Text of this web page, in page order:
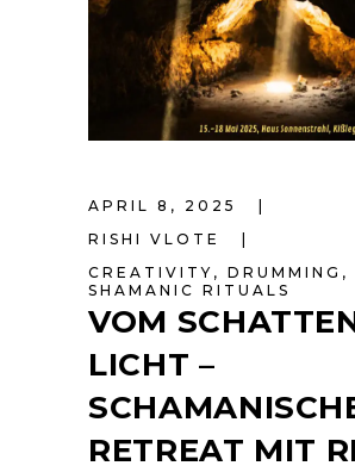
APRIL 8, 2025
RISHI VLOTE
CREATIVITY , DRUMMING ,
SHAMANIC RITUALS
VOM
LICHT –
RETREAT MIT